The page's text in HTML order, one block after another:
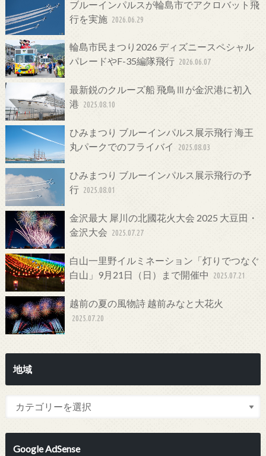
ブルーインパルスが輪島市でアクロバット飛
行を実施 2026.06.29
輪島市民まつり2026 ディズニースペシャル
パレードやF-35編隊飛行 2026.06.07
最新鋭のクルーズ船 飛鳥Ⅲが金沢港に初入
港 2025.08.10
ひみまつり ブルーインパルス展示飛行 海王
丸パークでのフライバイ
2025.08.03
ひみまつり ブルーインパルス展示飛行の予
行 2025.08.01
金沢最大 犀川の北國花火大会 2025 大豆田・
金沢大会 2025.07.27
白山一里野イルミネーション「灯りでつなぐ
白山」9月21日（日）まで開催中
2025.07.21
越前の夏の風物詩 越前みなと大花火
2025.07.20
地域
Google AdSense